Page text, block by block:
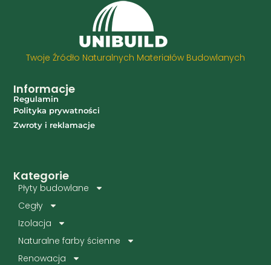
Twoje Źródło Naturalnych Materiałów Budowlanych
Kategorie
Płyty budowlane
Cegły
Izolacja
Naturalne farby ścienne
Renowacja
Informacje
Regulamin
Polityka prywatności
Zwroty i reklamacje